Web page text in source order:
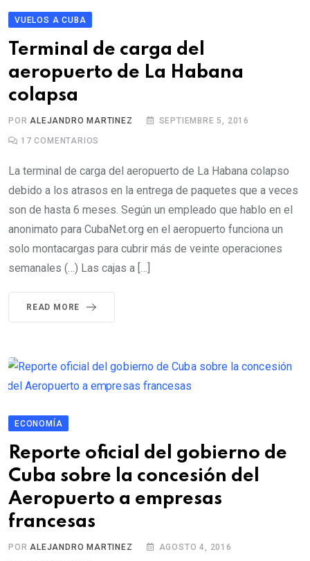
VUELOS A CUBA
Terminal de carga del
aeropuerto de La Habana
colapsa
POR ALEJANDRO MARTINEZ SEPTIEMBRE 5, 2016
17 COMENTARIOS
La terminal de carga del aeropuerto de La Habana colapso
debido a los atrasos en la entrega de paquetes que a veces
son de hasta 6 meses. Según un empleado que hablo en el
anonimato para CubaNet.org en el aeropuerto funciona un
solo montacargas para cubrir más de veinte operaciones
semanales (…) Las cajas a […]
READ MORE
ECONOMÍA
Reporte oficial del gobierno de
Cuba sobre la concesión del
Aeropuerto a empresas
francesas
POR ALEJANDRO MARTINEZ AGOSTO 4, 2016